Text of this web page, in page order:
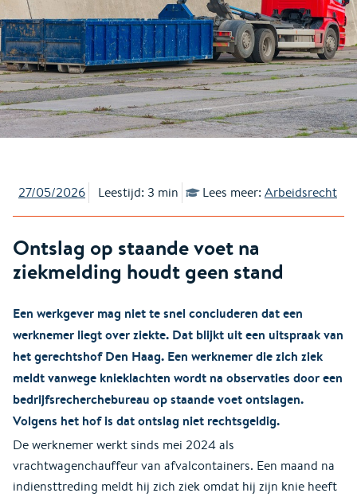
27/05/2026 Leestijd: 3 min Lees meer: Arbeidsrecht
Ontslag op staande voet na
ziekmelding houdt geen stand
Een werkgever mag niet te snel concluderen dat een
werknemer liegt over ziekte. Dat blijkt uit een uitspraak van
het gerechtshof Den Haag. Een werknemer die zich ziek
meldt vanwege knieklachten wordt na observaties door een
bedrijfsrecherchebureau op staande voet ontslagen.
Volgens het hof is dat ontslag niet rechtsgeldig.
De werknemer werkt sinds mei 2024 als
vrachtwagenchauffeur van afvalcontainers. Een maand na
indiensttreding meldt hij zich ziek omdat hij zijn knie heeft